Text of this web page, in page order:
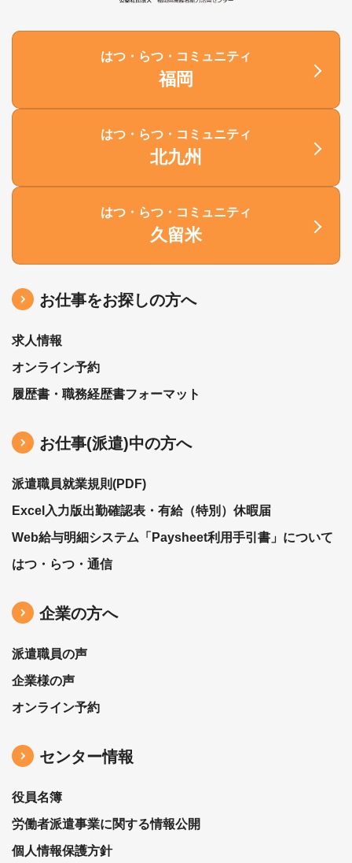
はつ・らつ・コミュニティ
福岡
はつ・らつ・コミュニティ
北九州
はつ・らつ・コミュニティ
久留米
お仕事をお探しの方へ
求人情報
オンライン予約
履歴書・職務経歴書フォーマット
お仕事(派遣)中の⽅へ
派遣職員就業規則(PDF)
Excel入力版出勤確認表・有給（特別）休暇届
Web給与明細システム「Paysheet利用手引書」について
はつ・らつ・通信
企業の方へ
派遣職員の声
企業様の声
オンライン予約
センター情報
役員名簿
労働者派遣事業に関する情報公開
個人情報保護方針